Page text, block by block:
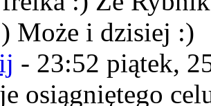
Może i dzisiej :)
- 23:52 piątek,
osiągniętego